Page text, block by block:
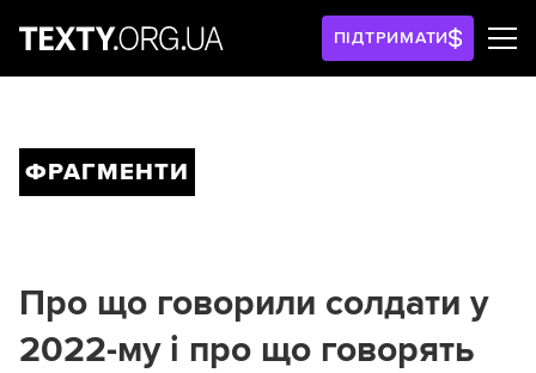
ПІДТРИМАТИ
ФРАГМЕНТИ
Про що говорили солдати у
2022-му і про що говорять